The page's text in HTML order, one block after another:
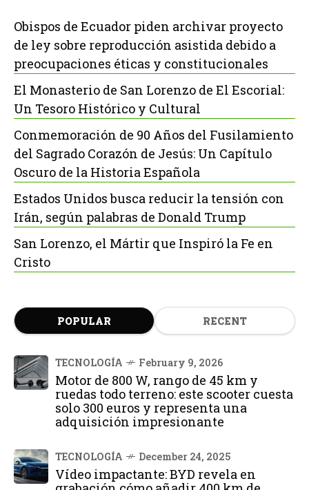
Obispos de Ecuador piden archivar proyecto
de ley sobre reproducción asistida debido a
preocupaciones éticas y constitucionales
El Monasterio de San Lorenzo de El Escorial:
Un Tesoro Histórico y Cultural
Conmemoración de 90 Años del Fusilamiento
del Sagrado Corazón de Jesús: Un Capítulo
Oscuro de la Historia Española
Estados Unidos busca reducir la tensión con
Irán, según palabras de Donald Trump
San Lorenzo, el Mártir que Inspiró la Fe en
Cristo
POPULAR RECENT
TECNOLOGÍA February 9, 2026
Motor de 800 W, rango de 45 km y
ruedas todo terreno: este scooter cuesta
solo 300 euros y representa una
adquisición impresionante
TECNOLOGÍA December 24, 2025
Vídeo impactante: BYD revela en